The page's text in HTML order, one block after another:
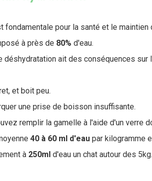
fondamentale pour la santé et le
à près de 80% d'eau.
déshydratation ait des conséquences
et boit peu.
une prise de boisson insuffisante.
remplir la gamelle à l'aide d'un verre
40 à 60 ml d'eau par kilogramme
à 250ml d'eau un chat autour des 5kg.